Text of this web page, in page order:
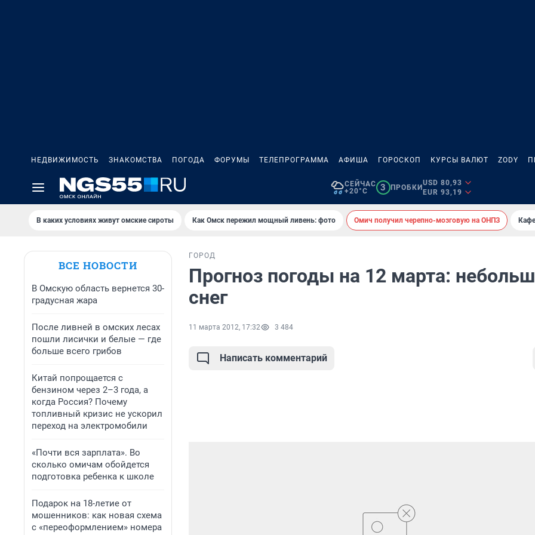
НЕДВИЖИМОСТЬ ЗНАКОМСТВА ПОГОДА ФОРУМЫ ТЕЛЕПРОГРАММА АФИША ГОРОСКОП КУРСЫ ВАЛЮТ ZODY
СЕЙЧАС
+20°C
3 ПРОБКИ
USD 80,93
EUR 93,19
В каких условиях живут омские сироты Как Омск пережил мощный ливень: фото Омич получил черепно-мозговую на ОНПЗ
ВСЕ НОВОСТИ
В Омскую область вернется 30-
градусная жара
После ливней в омских лесах
пошли лисички и белые — где
больше всего грибов
Китай попрощается с
бензином через 2–3 года, а
когда Россия? Почему
топливный кризис не ускорил
переход на электромобили
«Почти вся зарплата». Во
сколько омичам обойдется
подготовка ребенка к школе
Подарок на 18-летие от
мошенников: как новая схема
с «переоформлением» номера
ГОРОД
Прогноз погоды на 12 марта:
снег
11 марта 2012, 17:32 3 484
Написать комментарий